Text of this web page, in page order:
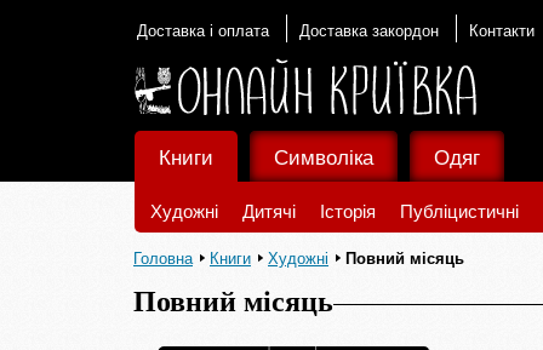
Доставка і оплата Доставка закордон Контакти
Книги
Художні Дитячі Історія Публіцистичні
Символіка Одяг
Головна Книги Художні Повний місяць
Повний місяць